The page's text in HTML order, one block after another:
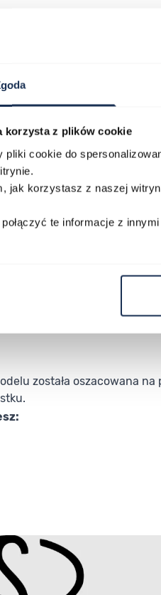
korzysta z plików cookie
pliki cookie do
jak korzystasz z naszej
te informacje z
została wykonana
jej odporność na
właściwości materiału
dla osób o wrażliwej
srebrną barwę.
automatyczny kalibru
Rezerwa chodu dla tego
funkcją dla tego
wskazówki
została oszacowana